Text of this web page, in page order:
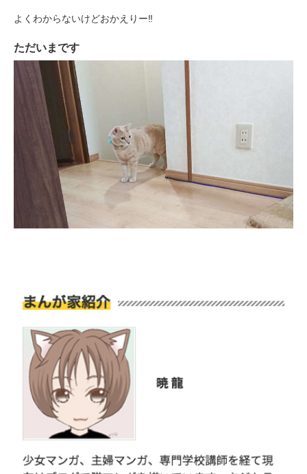
よくわからないけどおかえりー‼
ただいまです
閉じる
pecodogs
いぬ部をフォロー
ねこ部をフォロー
PECOアプリをダウンロード済みの方
アプリで開く
アプリをダウンロードする